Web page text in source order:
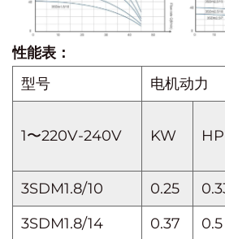
性能表：
型号
电机动力
1〜220V-240V KW HP
3SDM1.8/10
0.25
3SDM1.8/14 0.37 0.5